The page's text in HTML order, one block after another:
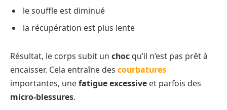
le souffle est diminué
la récupération est plus lente
Résultat, le corps subit un choc qu’il n’est pas prêt à
encaisser. Cela entraîne des courbatures
importantes, unefatigue excessive et parfois des
micro-blessures.